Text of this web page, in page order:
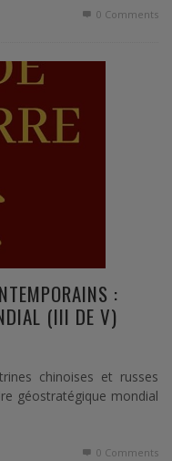
0 Comments
:
(III DE V)
chinoises et russes
géostratégique mondial
0 Comments